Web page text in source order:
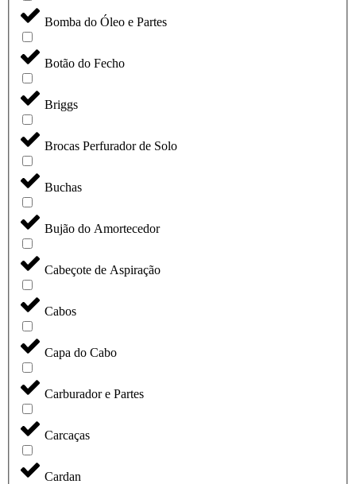
Bomba do Óleo e Partes
Botão do Fecho
Briggs
Brocas Perfurador de Solo
Buchas
Bujão do Amortecedor
Cabeçote de Aspiração
Cabos
Capa do Cabo
Carburador e Partes
Carcaças
Cardan